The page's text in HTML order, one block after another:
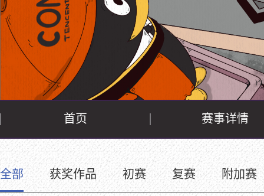
首页 赛事详情
全部 获奖作品 初赛 复赛 附加赛